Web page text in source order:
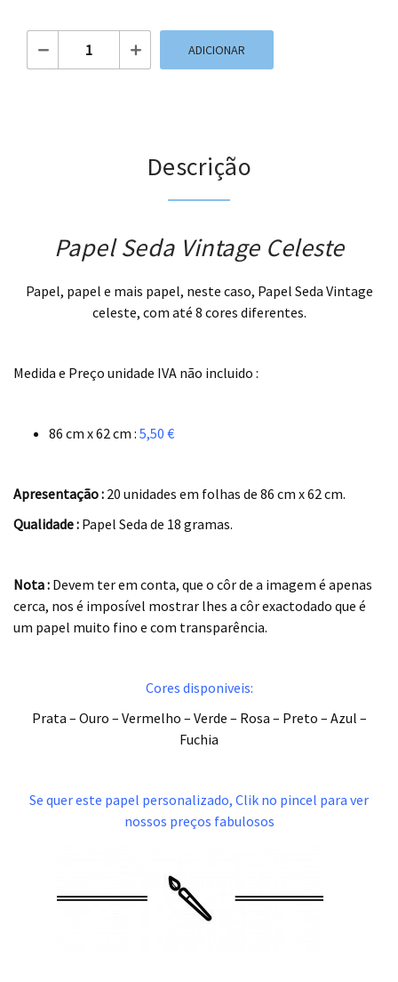
Quantidade de Papel Seda Vintage Celeste
ADICIONAR
Descrição
Papel Seda Vintage Celeste
Papel, papel e mais papel, neste caso, Papel Seda Vintage
celeste, com até 8 cores diferentes.
Medida e Preço unidade IVA não incluido :
86 cm x 62 cm : 5,50 €
Apresentação : 20 unidades em folhas de 86 cm x 62 cm.
Qualidade : Papel Seda de 18 gramas.
Nota : Devem ter em conta, que o côr de a imagem é apenas
cerca, nos é imposível mostrar lhes a côr exactodado que é
um papel muito fino e com transparência.
Cores disponiveis:
Prata – Ouro – Vermelho – Verde – Rosa – Preto – Azul –
Fuchia
Se quer este papel personalizado, Clik no pincel para ver
nossos preços fabulosos